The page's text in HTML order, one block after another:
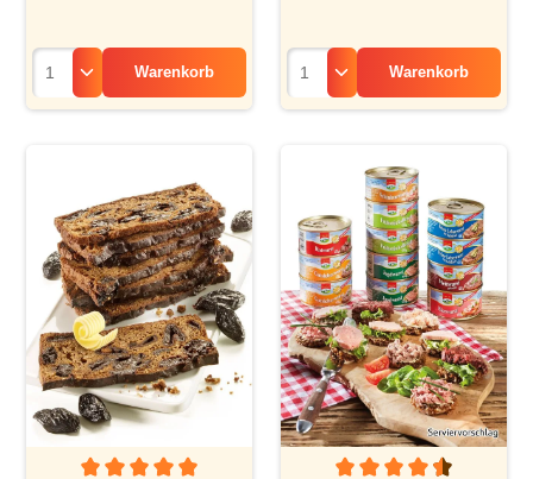
Warenkorb Warenkorb